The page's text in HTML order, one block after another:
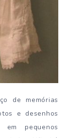
de memórias
e desenhos
em pequenos